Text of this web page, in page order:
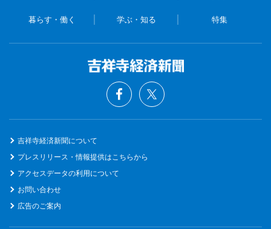
暮らす・働く 学ぶ・知る 特集
吉祥寺経済新聞について
プレスリリース・情報提供はこちらから
アクセスデータの利用について
お問い合わせ
広告のご案内